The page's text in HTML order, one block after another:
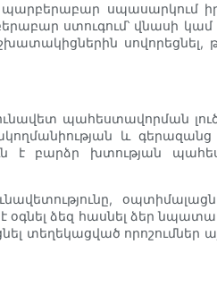
սպասարկում
ստուգում՝ վնասի
սովորեցնել,
պահեստավորման
և գերազանց
է բարձր խտության
է օգնել ձեզ հասնել ձեր
տեղեկացված որոշումներ